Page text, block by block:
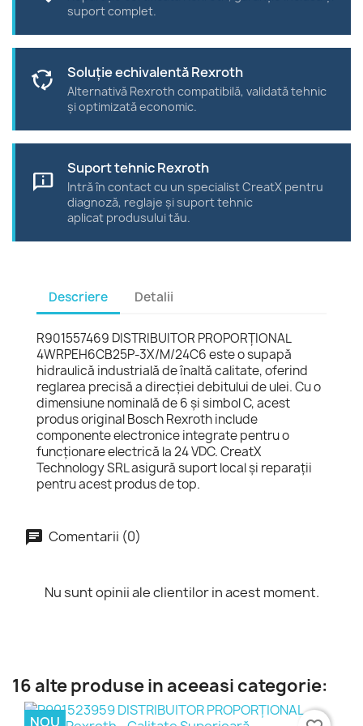
suport complet.
cycle Soluție echivalentă Rexroth
Alternativă Rexroth compatibilă, validată tehnic
și optimizată economic.
chat_info
Suport tehnic Rexroth
Intră în contact cu un specialist CreatX pentru
diagnoză, reglaje și suport tehnic
aplicat produsului tău.
Descriere Detalii
R901557469 DISTRIBUITOR PROPORŢIONAL
4WRPEH6CB25P-3X/M/24C6 este o supapă
hidraulică industrială de înaltă calitate, oferind
reglarea precisă a direcției debitului de ulei. Cu o
dimensiune nominală de 6 și simbol C, acest
produs original Bosch Rexroth include
componente electronice integrate pentru o
funcționare electrică la 24 VDC. CreatX
Technology SRL asigură suport local și reparații
pentru acest produs de top.
Comentarii (0)
Nu sunt opinii ale clientilor in acest moment.
16 alte produse in aceeasi categorie:
NOU